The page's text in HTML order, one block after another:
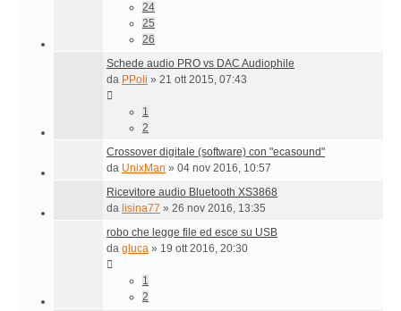
24
25
26
Schede audio PRO vs DAC Audiophile
da PPoli » 21 ott 2015, 07:43
1
2
Crossover digitale (software) con "ecasound"
da UnixMan » 04 nov 2016, 10:57
Ricevitore audio Bluetooth XS3868
da lisina77 » 26 nov 2016, 13:35
robo che legge file ed esce su USB
da gluca » 19 ott 2016, 20:30
1
2